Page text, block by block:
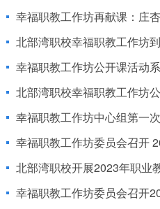
幸福职教工作坊再献课：庄
北部湾职校幸福职教工作坊到凌云
幸福职教工作坊公开课活动
北部湾职校幸福职教工作坊
幸福职教工作坊中心组第一
幸福职教工作坊委员会召开
北部湾职校开展2023年职业
幸福职教工作坊委员会召开